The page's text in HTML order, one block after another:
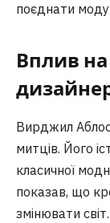
поєднати моду
Вплив
Вирджил
митців. Його
класичної
показав, що
змінювати світ.